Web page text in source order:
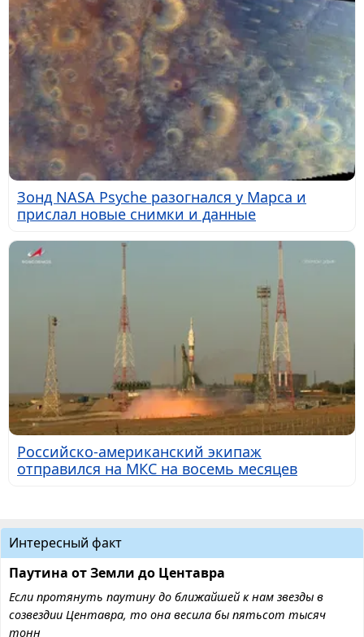
Зонд NASA Psyche разогнался у Марса и
прислал новые снимки и данные
Российско-американский экипаж
отправился на МКС на восемь месяцев
Интересный факт
Паутина от Земли до Центавра
Если протянуть паутину до ближайшей к нам звезды в
созвездии Центавра, то она весила бы пятьсот тысяч
тонн